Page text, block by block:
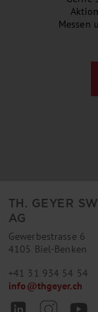
Messen
TH. GEYER
AG
Gewerbestrasse 6
4105 Biel-Benken
+41 31 934 54 54
info@thgeyer.ch